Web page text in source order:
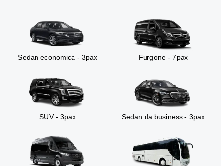
Sedan economica - 3pax Furgone - 7pax
SUV - 3pax Sedan da business - 3pax